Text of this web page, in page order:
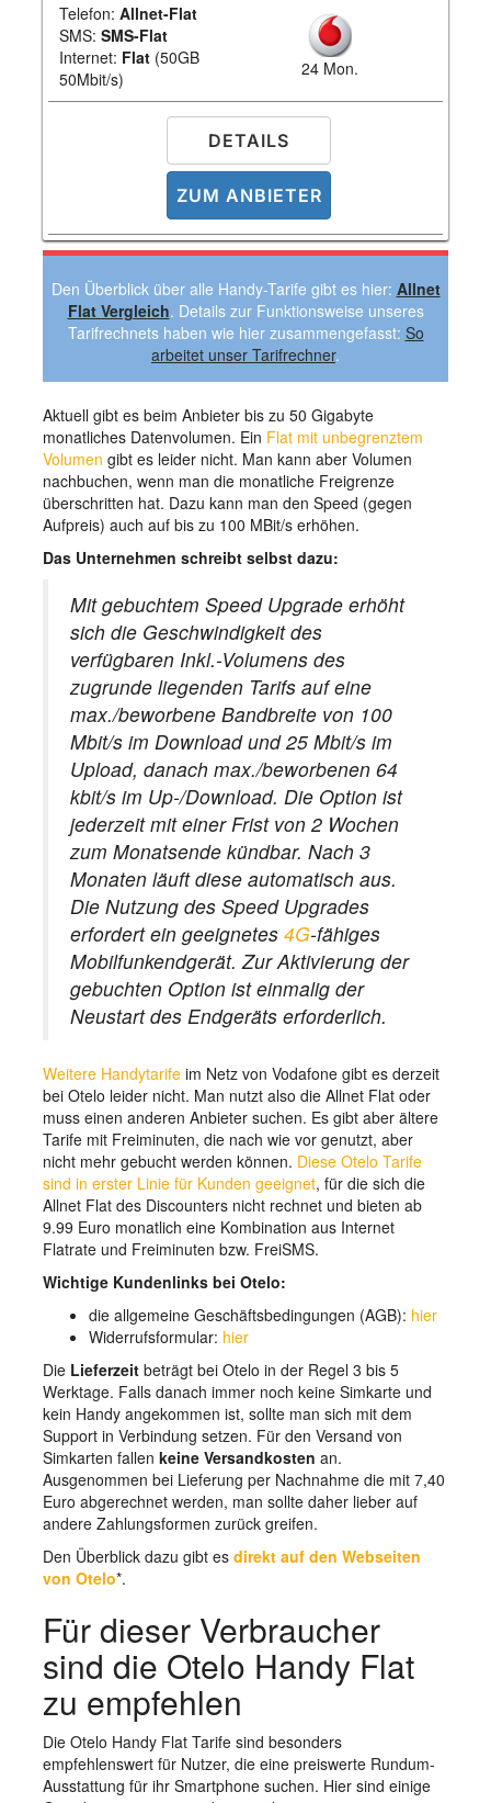
Telefon: Allnet-Flat
SMS: SMS-Flat
Internet: Flat (50GB
50Mbit/s)
24 Mon.
DETAILS
ZUM ANBIETER
Den Überblick über alle Handy-Tarife gibt es hier: Allnet
Flat Vergleich. Details zur Funktionsweise unseres
Tarifrechnets haben wie hier zusammengefasst: So
arbeitet unser Tarifrechner.
Aktuell gibt es beim Anbieter bis zu 50 Gigabyte
monatliches Datenvolumen. Ein Flat mit unbegrenztem
Volumen gibt es leider nicht. Man kann aber Volumen
nachbuchen, wenn man die monatliche Freigrenze
überschritten hat. Dazu kann man den Speed (gegen
Aufpreis) auch auf bis zu 100 MBit/s erhöhen.
Das Unternehmen schreibt selbst dazu:
Mit gebuchtem Speed Upgrade erhöht
sich die Geschwindigkeit des
verfügbaren Inkl.-Volumens des
zugrunde liegenden Tarifs auf eine
max./beworbene Bandbreite von 100
Mbit/s im Download und 25 Mbit/s im
Upload, danach max./beworbenen 64
kbit/s im Up-/Download. Die Option ist
jederzeit mit einer Frist von 2 Wochen
zum Monatsende kündbar. Nach 3
Monaten läuft diese automatisch aus.
Die Nutzung des Speed Upgrades
erfordert ein geeignetes 4G-fähiges
Mobilfunkendgerät. Zur Aktivierung der
gebuchten Option ist einmalig der
Neustart des Endgeräts erforderlich.
Weitere Handytarife im Netz von Vodafone gibt es derzeit
bei Otelo leider nicht. Man nutzt also die Allnet Flat oder
muss einen anderen Anbieter suchen. Es gibt aber ältere
Tarife mit Freiminuten, die nach wie vor genutzt, aber
nicht mehr gebucht werden können. Diese Otelo Tarife
sind in erster Linie für Kunden geeignet, für die sich die
Allnet Flat des Discounters nicht rechnet und bieten ab
9.99 Euro monatlich eine Kombination aus Internet
Flatrate und Freiminuten bzw. FreiSMS.
Wichtige Kundenlinks bei Otelo:
die allgemeine Geschäftsbedingungen (AGB): hier
Widerrufsformular: hier
Die Lieferzeit beträgt bei Otelo in der Regel 3 bis 5
Werktage. Falls danach immer noch keine Simkarte und
kein Handy angekommen ist, sollte man sich mit dem
Support in Verbindung setzen. Für den Versand von
Simkarten fallen keine Versandkosten an.
Ausgenommen bei Lieferung per Nachnahme die mit 7,40
Euro abgerechnet werden, man sollte daher lieber auf
andere Zahlungsformen zurück greifen.
Den Überblick dazu gibt es direkt auf den Webseiten
von Otelo*.
Für dieser Verbraucher
sind die Otelo Handy Flat
zu empfehlen
Die Otelo Handy Flat Tarife sind besonders
empfehlenswert für Nutzer, die eine preiswerte Rundum-
Ausstattung für ihr Smartphone suchen. Hier sind einige